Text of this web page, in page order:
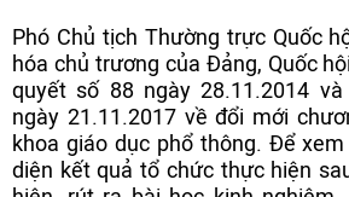
Phó Chủ tịch Thường trực Quốc
hóa chủ trương của Đảng, Quốc
quyết số 88 ngày 28.11.2014
ngày 21.11.2017 về đổi mới
khoa giáo dục phổ thông. Để
diện kết quả tổ chức thực hiện